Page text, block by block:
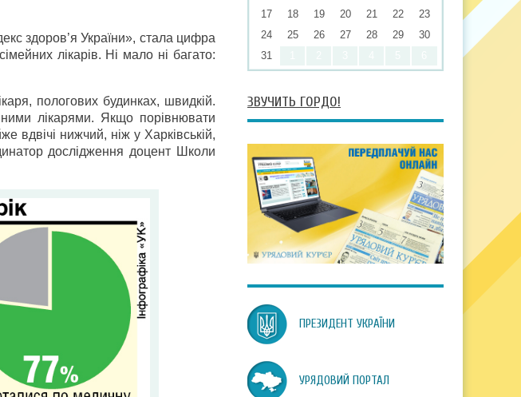
здоров’я України», стала цифра
лікарів. Ні мало ні багато:
пологових будинках, швидкій.
лікарями. Якщо порівнювати
вдвічі нижчий, ніж у Харківській,
дослідження доцент Школи
17
18 19 20 21 22
23
24
25 26 27 28 29
30
31
ЗВУЧИТЬ ГОРДО!
ПРЕЗИДЕНТ УКРАЇНИ
УРЯДОВИЙ ПОРТАЛ